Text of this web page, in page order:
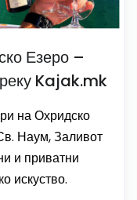
Езеро –
Kajak.mk
на Охридско
Наум, Заливот
и приватни
искуство.